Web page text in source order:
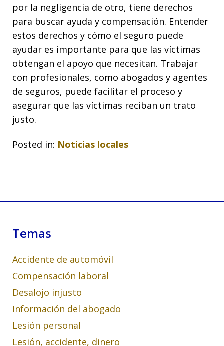
por la negligencia de otro, tiene derechos
para buscar ayuda y compensación. Entender
estos derechos y cómo el seguro puede
ayudar es importante para que las víctimas
obtengan el apoyo que necesitan. Trabajar
con profesionales, como abogados y agentes
de seguros, puede facilitar el proceso y
asegurar que las víctimas reciban un trato
justo.
Posted in: Noticias locales
Temas
Accidente de automóvil
Compensación laboral
Desalojo injusto
Información del abogado
Lesión personal
Lesión, accidente, dinero